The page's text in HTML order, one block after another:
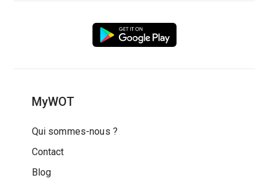
MyWOT
Qui sommes-nous ?
Contact
Blog